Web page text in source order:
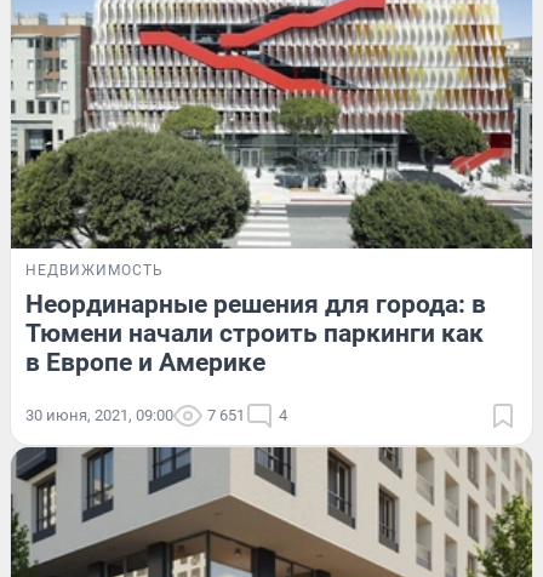
НЕДВИЖИМОСТЬ
Неординарные решения для города: в
Тюмени начали строить паркинги как
в Европе и Америке
30 июня, 2021, 09:00 7 651 4